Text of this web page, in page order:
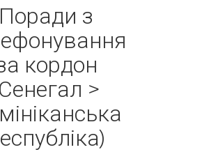
Поради з
кордон
>